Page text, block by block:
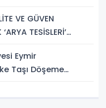
VE GÜVEN
TESİSLERİ’
Eymir
Taşı Döşeme